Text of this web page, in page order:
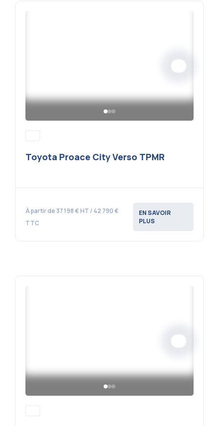
Toyota Proace City Verso TPMR
À partir de 37 198 € HT / 42 790 €
TTC
EN SAVOIR
PLUS